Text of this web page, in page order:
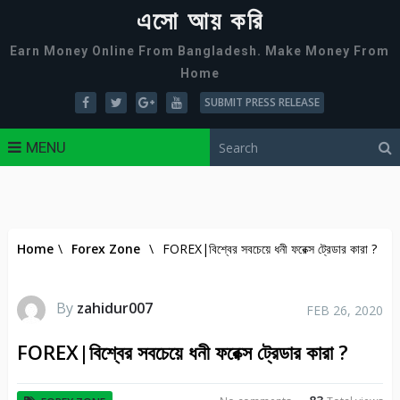
এসো আয় করি
Earn Money Online From Bangladesh. Make Money From
Home
SUBMIT PRESS RELEASE
MENU
Home \ Forex Zone \ FOREX|বিশ্বের সবচেয়ে ধনী ফরেক্স ট্রেডার কারা ?
By zahidur007 FEB 26, 2020
FOREX|বিশ্বের সবচেয়ে ধনী ফরেক্স ট্রেডার কারা ?